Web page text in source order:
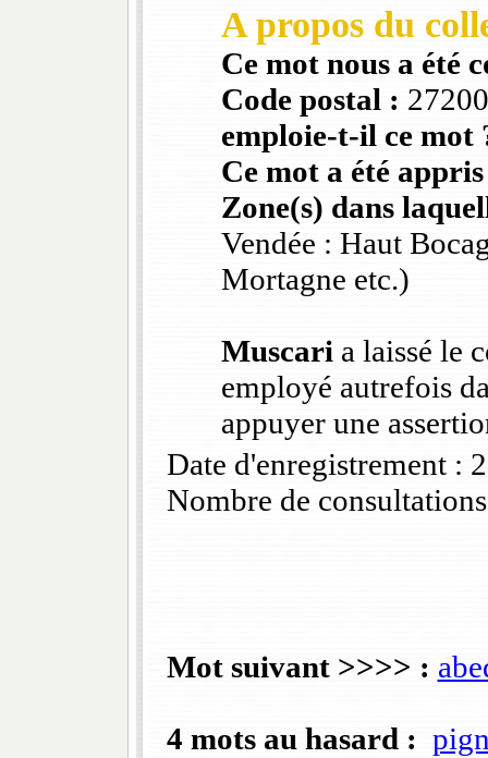
A propos du
Ce mot nous a été
Code postal :
emploie-t-il ce mot
Ce mot a été
Zone(s) dans
Vendée : Haut
Mortagne etc.)
Muscari a laissé le
employé autrefois
appuyer une
Date d'enregistrement :
Nombre de
Mot suivant >>>> :
4 mots au hasard :